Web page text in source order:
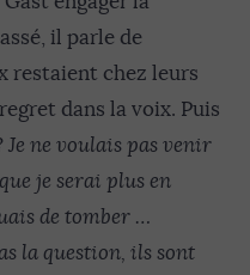
il parle de
restaient chez leurs
dans la voix. Puis
Je ne voulais pas venir
je serai plus en
de tomber …
la question, ils sont